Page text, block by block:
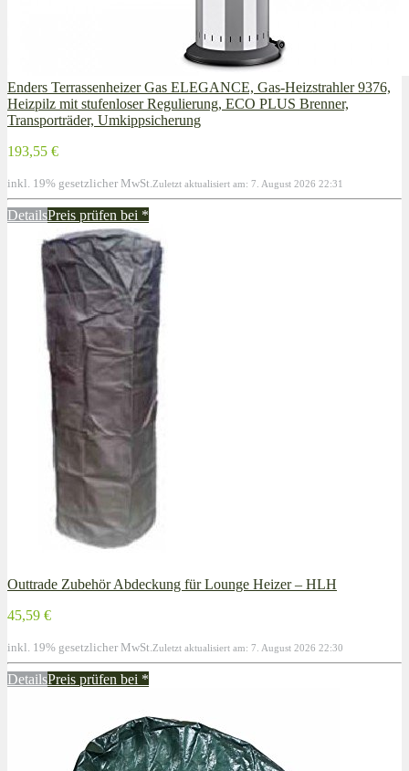
Enders Terrassenheizer Gas ELEGANCE, Gas-Heizstrahler 9376,
Heizpilz mit stufenloser Regulierung, ECO PLUS Brenner,
Transporträder, Umkippsicherung
193,55 €
inkl. 19% gesetzlicher MwSt. Zuletzt aktualisiert am: 7. August 2026 22:31
DetailsPreis prüfen bei *
Outtrade Zubehör Abdeckung für Lounge Heizer – HLH
45,59 €
inkl. 19% gesetzlicher MwSt. Zuletzt aktualisiert am: 7. August 2026 22:30
DetailsPreis prüfen bei *